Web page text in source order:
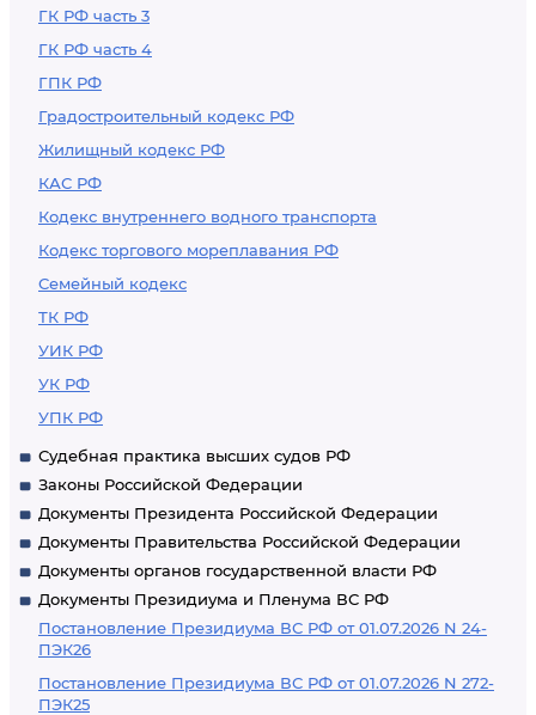
ГК РФ часть 3
ГК РФ часть 4
ГПК РФ
Градостроительный кодекс РФ
Жилищный кодекс РФ
КАС РФ
Кодекс внутреннего водного транспорта
Кодекс торгового мореплавания РФ
Семейный кодекс
ТК РФ
УИК РФ
УК РФ
УПК РФ
Судебная практика высших судов РФ
Законы Российской Федерации
Документы Президента Российской Федерации
Документы Правительства Российской Федерации
Документы органов государственной власти РФ
Документы Президиума и Пленума ВС РФ
Постановление Президиума ВС РФ от 01.07.2026 N 24-
ПЭК26
Постановление Президиума ВС РФ от 01.07.2026 N 272-
ПЭК25